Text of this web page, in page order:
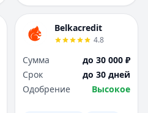
Belkacredit
4.8
Сумма
до 30 000 ₽
Срок
до 30 дней
Одобрение
Высокое